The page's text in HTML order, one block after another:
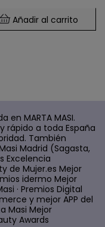
Añadir al carrito
MARTA MASI.
rápido a toda España
También
Madrid (Sagasta,
Excelencia
de Mujer.es Mejor
idermo Mejor
· Premios Digital
y mejor APP del
Masi Mejor
Awards